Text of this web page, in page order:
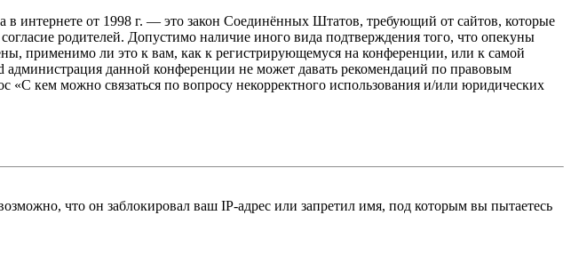
интернете от 1998 г. — это закон Соединённых Штатов, требующий от сайтов, которые
родителей. Допустимо наличие иного вида подтверждения того, что опекуны
применимо ли это к вам, как к регистрирующемуся на конференции, или к самой
данной конференции не может давать рекомендаций по правовым
кем можно связаться по вопросу некорректного использования и/или юридических
что он заблокировал ваш IP-адрес или запретил имя, под которым вы пытаетесь